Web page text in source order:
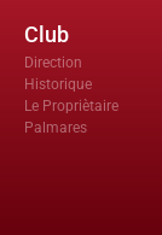
Club
Direction
Historique
Le Propriètaire
Palmares